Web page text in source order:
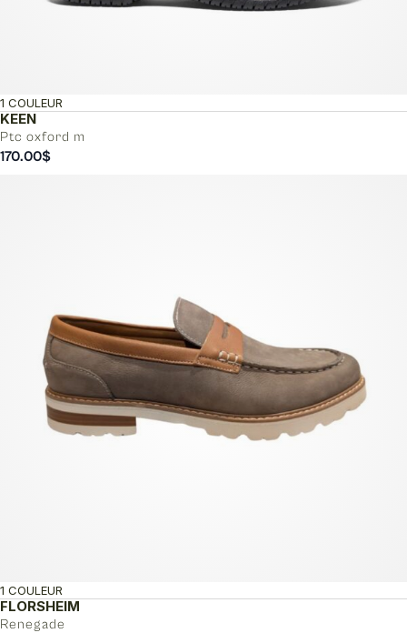
KEEN
Ptc oxford m
1 COULEUR
170.00$
FLORSHEIM
Renegade
1 COULEUR